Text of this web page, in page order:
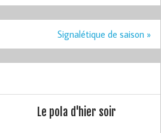
Signalétique de saison »
Le pola d'hier soir